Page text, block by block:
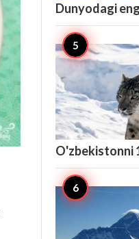
Dunyodagi
O'zbekistonni